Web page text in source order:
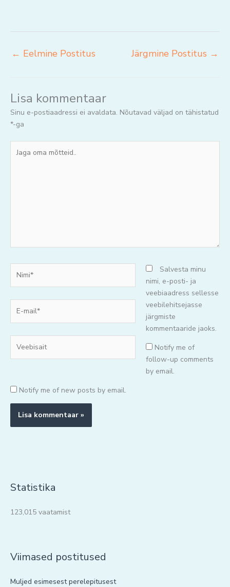
← Eelmine Postitus Järgmine Postitus →
Lisa kommentaar
Sinu e-postiaadressi ei avaldata. Nõutavad väljad on tähistatud
*-ga
oma
mail*
Salvesta minu
nimi, e-posti- ja
veebiaadress sellesse
veebilehitsejasse
järgmiste
kommentaaride jaoks.
Notify me of
follow-up comments
by email.
Notify me of new posts by email.
Statistika
123,015 vaatamist
Viimased postitused
Muljed esimesest perelepitusest